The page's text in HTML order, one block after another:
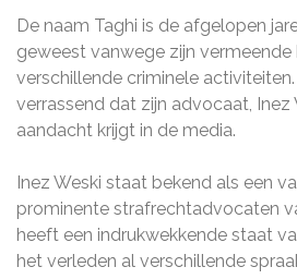
De naam Taghi is de afgelopen
geweest vanwege zijn vermeende
verschillende criminele
verrassend dat zijn advocaat, Inez
aandacht krijgt in de media.
Inez Weski staat bekend als een
prominente strafrechtadvocaten
heeft een indrukwekkende staat
het verleden al verschillende